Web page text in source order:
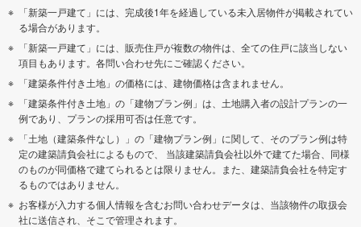
「新築一戸建て」には、完成後1年を経過している未入居物件が掲載されてい
る場合があります。
「新築一戸建て」には、販売住戸が複数の物件は、全ての住戸に該当しない
項目もあります。各問い合わせ先にご確認ください。
「建築条件付き土地」の価格には、建物価格は含まれません。
「建築条件付き土地」の「建物プラン例」は、土地購入者の設計プランの一
例であり、プランの採用可否は任意です。
「土地（建築条件なし）」の「建物プラン例」に関して、そのプラン例は特
定の建築請負会社によるもので、 当該建築請負会社以外で建てた場合、同様
のものが同価格で建てられるとは限りません。また、建築請負会社を特定す
るものではありません。
お客様が入力する個人情報を含むお問い合わせデータは、当該物件の取扱会
社に送信され、そこで管理されます。